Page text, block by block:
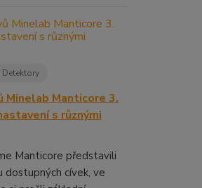
Detektory
Manticore 3.
s různými
Manticore představili
dostupných cívek, ve